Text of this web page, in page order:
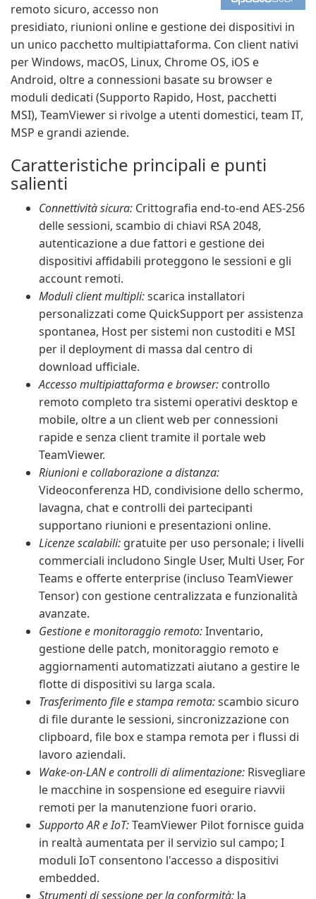
remoto sicuro, accesso non
presidiato, riunioni online e gestione dei dispositivi in
un unico pacchetto multipiattaforma. Con client nativi
per Windows, macOS, Linux, Chrome OS, iOS e
Android, oltre a connessioni basate su browser e
moduli dedicati (Supporto Rapido, Host, pacchetti
MSI), TeamViewer si rivolge a utenti domestici, team IT,
MSP e grandi aziende.
Caratteristiche principali e punti
salienti
Connettività sicura: Crittografia end-to-end AES-256
delle sessioni, scambio di chiavi RSA 2048,
autenticazione a due fattori e gestione dei
dispositivi affidabili proteggono le sessioni e gli
account remoti.
Moduli client multipli:scarica installatori
personalizzati come QuickSupport per assistenza
spontanea, Host per sistemi non custoditi e MSI
per il deployment di massa dal centro di
download ufficiale.
Accesso multipiattaforma e browser: controllo
remoto completo tra sistemi operativi desktop e
mobile, oltre a un client web per connessioni
rapide e senza client tramite il portale web
TeamViewer.
Riunioni e collaborazione a distanza:
Videoconferenza HD, condivisione dello schermo,
lavagna, chat e controlli dei partecipanti
supportano riunioni e presentazioni online.
Licenze scalabili: gratuite per uso personale; i livelli
commerciali includono Single User, Multi User, For
Teams e offerte enterprise (incluso TeamViewer
Tensor) con gestione centralizzata e funzionalità
avanzate.
Gestione e monitoraggio remoto:Inventario,
gestione delle patch, monitoraggio remoto e
aggiornamenti automatizzati aiutano a gestire le
flotte di dispositivi su larga scala.
Trasferimento file e stampa remota:scambio sicuro
di file durante le sessioni, sincronizzazione con
clipboard, file box e stampa remota per i flussi di
lavoro aziendali.
Wake-on-LAN e controlli di alimentazione: Risvegliare
le macchine in sospensione ed eseguire riavvii
remoti per la manutenzione fuori orario.
Supporto AR e IoT:TeamViewer Pilot fornisce guida
in realtà aumentata per il servizio sul campo; I
moduli IoT consentono l'accesso a dispositivi
embedded.
Strumenti di sessione per la conformità: la